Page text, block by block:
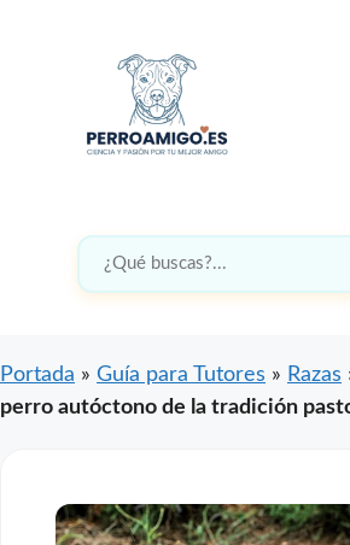
Portada » Guía para Tutores » Razas
perro autóctono de la tradición